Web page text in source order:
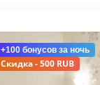
+100 бонусов за ночь
Скидка - 500 RUB